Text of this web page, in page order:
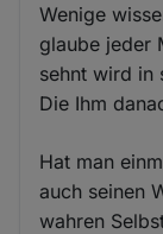
Wenige
glaube jeder
sehnt wird in
Die Ihm
Hat man
auch seinen
wahren